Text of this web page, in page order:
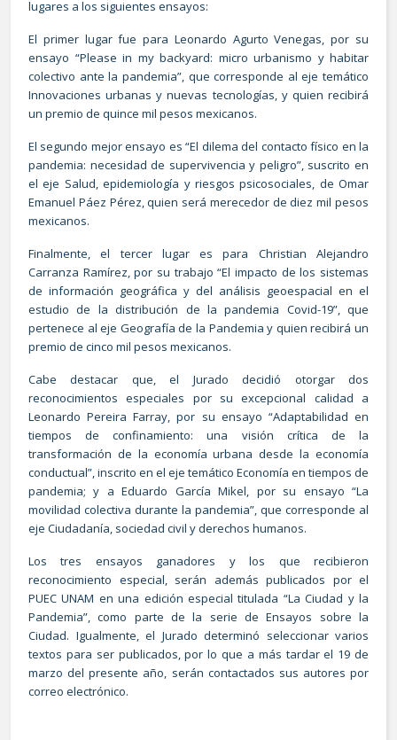
lugares a los siguientes ensayos:
El primer lugar fue para Leonardo Agurto Venegas, por su
ensayo “Please in my backyard: micro urbanismo y habitar
colectivo ante la pandemia”, que corresponde al eje temático
Innovaciones urbanas y nuevas tecnologías, y quien recibirá
un premio de quince mil pesos mexicanos.
El segundo mejor ensayo es “El dilema del contacto físico en la
pandemia: necesidad de supervivencia y peligro”, suscrito en
el eje Salud, epidemiología y riesgos psicosociales, de Omar
Emanuel Páez Pérez, quien será merecedor de diez mil pesos
mexicanos.
Finalmente, el tercer lugar es para Christian Alejandro
Carranza Ramírez, por su trabajo “El impacto de los sistemas
de información geográfica y del análisis geoespacial en el
estudio de la distribución de la pandemia Covid-19”, que
pertenece al eje Geografía de la Pandemia y quien recibirá un
premio de cinco mil pesos mexicanos.
Cabe destacar que, el Jurado decidió otorgar dos
reconocimientos especiales por su excepcional calidad a
Leonardo Pereira Farray, por su ensayo “Adaptabilidad en
tiempos de confinamiento: una visión crítica de la
transformación de la economía urbana desde la economía
conductual”, inscrito en el eje temático Economía en tiempos de
pandemia; y a Eduardo García Mikel, por su ensayo “La
movilidad colectiva durante la pandemia”, que corresponde al
eje Ciudadanía, sociedad civil y derechos humanos.
Los tres ensayos ganadores y los que recibieron
reconocimiento especial, serán además publicados por el
PUEC UNAM en una edición especial titulada “La Ciudad y la
Pandemia”, como parte de la serie de Ensayos sobre la
Ciudad. Igualmente, el Jurado determinó seleccionar varios
textos para ser publicados, por lo que a más tardar el 19 de
marzo del presente año, serán contactados sus autores por
correo electrónico.